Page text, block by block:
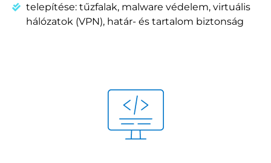
telepítése: tűzfalak, malware védelem, virtuális
hálózatok (VPN), határ- és tartalom biztonság